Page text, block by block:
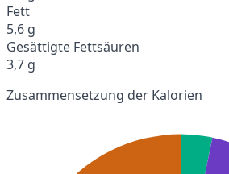
Fett
5,6 g
Gesättigte Fettsäuren
3,7 g
Zusammensetzung der Kalorien